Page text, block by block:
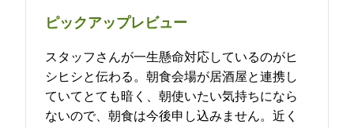
ピックアップレビュー
スタッフさんが一生懸命対応しているのがヒ
シヒシと伝わる。朝食会場が居酒屋と連携し
ていてとても暗く、朝使いたい気持ちになら
ないので、朝食は今後申し込みません。近く